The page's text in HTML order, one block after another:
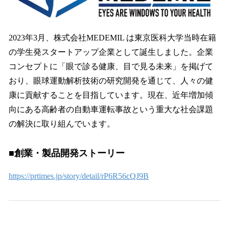
2023年3月、株式会社MEDEMIL は東京医科大学当時在籍
の学生発スタートアップ企業として誕生しました。企業
コンセプトに「眼で診る健康、目で見る未来」を掲げて
おり、眼球運動解析技術の研究開発を通じて、人々の健
康に貢献することを目指しています。現在、近年増加傾
向にある高齢者の自動車運転事故という重大な社会課題
の解決に取り組んでいます。
■創業・製品開発ストーリー
https://prtimes.jp/story/detail/rP6R56cQJ9B